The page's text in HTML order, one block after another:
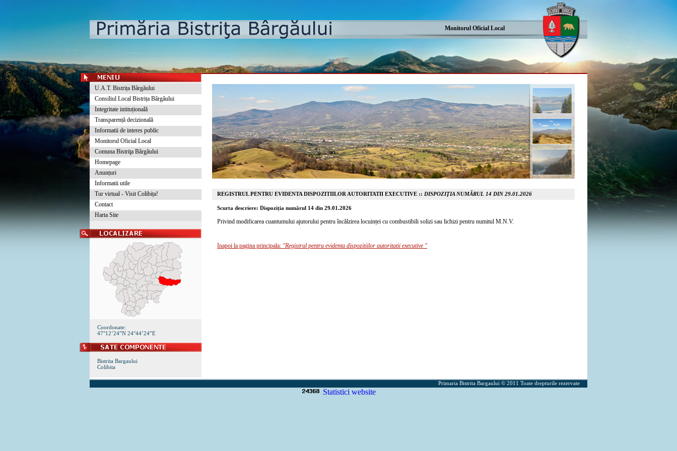
Monitorul Oficial Local
U.A.T. Bistrița Bârgăului
Consiliul Local Bistrița Bârgăului
Integritate intituțională
Transparență decizională
Informatii de interes public
Monitorul Oficial Local
Comuna Bistriţa Bârgăului
Homepage
Anunțuri
Informatii utile
Tur virtual - Visit Colibița!
Contact
Harta Site
Coordonate:
47°12’24”N 24°44’24”E
Bistrita Bargaului
Colibita
REGISTRUL PENTRU EVIDENTA DISPOZITIILOR AUTORITATII EXECUTIVE :: DISPOZIȚIA NUMĂRUL 14 DIN 29.01.2026
Scurta descriere: Dispoziția numărul 14 din 29.01.2026
Privind modificarea cuantumului ajutorului pentru încălzirea locuinței cu combustibili solizi sau lichizi pentru numitul M.N.V.
Inapoi la pagina principala: "Registrul pentru evidenta dispozitiilor autoritatii executive "
Primaria Bistrita Bargaului © 2011 Toate drepturile rezervate
Statistici website